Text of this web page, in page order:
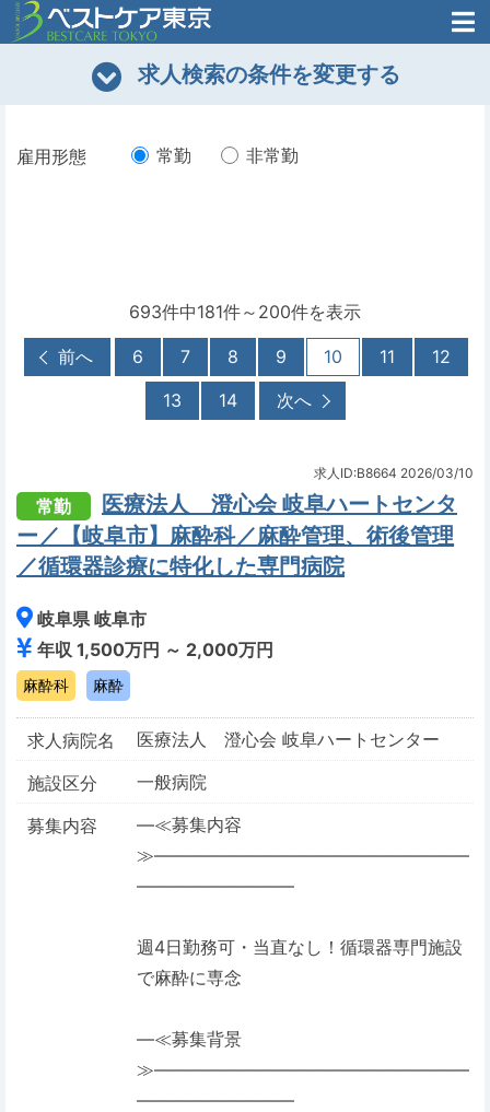
医師がはじめた
医師のための
転職支援のお問い合わせ 無料
求人検索の条件を変更する
雇用形態 常勤 非常勤
693件中181件～200件を表示
前へ 6 7 8 9 10 11
12
13
14 次へ
求人ID:B8664 2026/03/10
常勤
医療法人 澄心会 岐阜ハートセンタ
ー／【岐阜市】麻酔科／麻酔管理、術後管理
／循環器診療に特化した専門病院
岐阜県 岐阜市
年収 1,500万円 ～ 2,000万円
麻酔科 麻酔
求人病院名
医療法人 澄心会 岐阜ハートセンター
施設区分
一般病院
募集内容
―≪募集内容
≫――――――――――――――――――
―――――――――
週4日勤務可・当直なし！循環器専門施設
で麻酔に専念
―≪募集背景
≫――――――――――――――――――
―――――――――